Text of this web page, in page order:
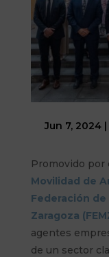
Jun 7, 2024|
Promovido por
Movilidad de
Federación
Zaragoza
agentes
de un sector